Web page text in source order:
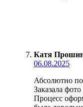
Катя
06.08.2025
Абсолютно
Заказала
Процесс